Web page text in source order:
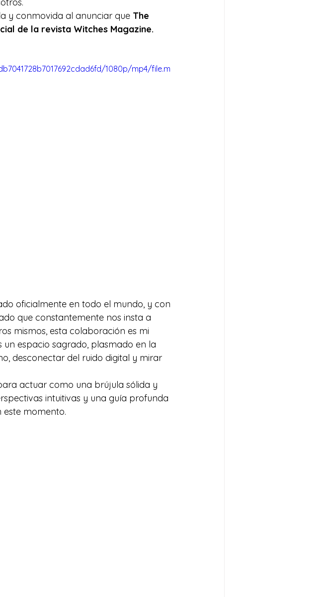
y conmovida al anunciar que The
de la revista Witches Magazine.
1080p/mp4/file.m
oficialmente en todo el mundo, y con
que constantemente nos insta a
mismos, esta colaboración es mi
espacio sagrado, plasmado en la
desconectar del ruido digital y mirar
actuar como una brújula sólida y
intuitivas y una guía profunda
este momento.